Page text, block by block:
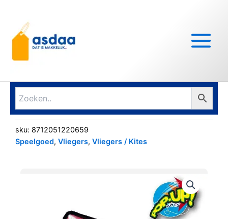
inhoud
sku: 8712051220659
Speelgoed, Vliegers, Vliegers / Kites